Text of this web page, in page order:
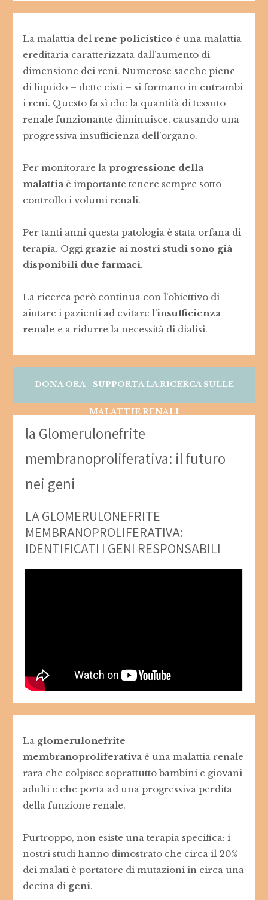
La malattia delrene policistico è una malattia
ereditaria caratterizzata dall’aumento di
dimensione dei reni. Numerose sacche piene
di liquido – dette cisti – si formano in entrambi
i reni. Questo fa sì che la quantità di tessuto
renale funzionante diminuisce, causando una
progressiva insufficienza dell’organo.
Per monitorare laprogressione della
malattia è importante tenere sempre sotto
controllo i volumi renali.
Per tanti anni questa patologia è stata orfana di
terapia. Oggi grazie ai nostri studi sono già
disponibili due farmaci.
La ricerca però continua con l’obiettivo di
aiutare i pazienti ad evitare l’insufficienza
renale e a ridurre la necessità di dialisi.
DONA ORA - SUPPORTA LA RICERCA SULLE
MALATTIE RENALI
la Glomerulonefrite
membranoproliferativa: il futuro
nei geni
LA GLOMERULONEFRITE
MEMBRANOPROLIFERATIVA:
IDENTIFICATI I GENI RESPONSABILI
La glomerulonefrite
membranoproliferativa è una malattia renale
rara che colpisce soprattutto bambini e giovani
adulti e che porta ad una progressiva perdita
della funzione renale.
Purtroppo, non esiste una terapia specifica: i
nostri studi hanno dimostrato che circa il 20%
dei malati è portatore di mutazioni in circa una
decina di geni.